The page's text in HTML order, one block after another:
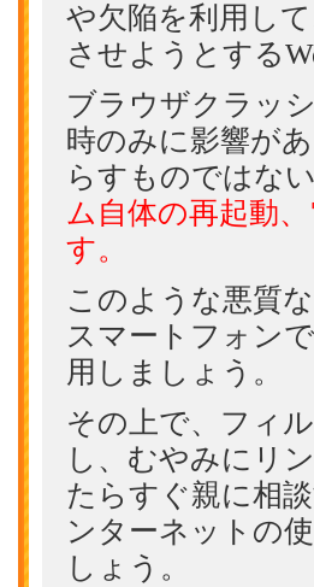
や欠陥を利用し
させようとする
ブラウザクラッ
時のみに影響が
らすものではない
ム自体の再起動
す。
このような悪質
スマートフォン
用しましょう。
その上で、フィ
し、むやみにリ
たらすぐ親に相
ンターネットの
しょう。